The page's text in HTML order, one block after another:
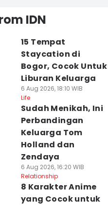
IDN
15 Tempat
Staycation di
Bogor, Cocok Untuk
Liburan Keluarga
6 Aug 2026, 18:10 WIB
Life
Sudah Menikah, Ini
Perbandingan
Keluarga Tom
Holland dan
Zendaya
6 Aug 2026, 16:20 WIB
Relationship
8 Karakter Anime
yang Cocok untuk